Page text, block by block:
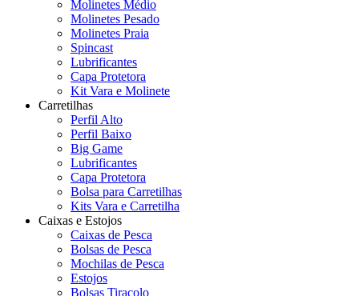
Molinetes Médio
Molinetes Pesado
Molinetes Praia
Spincast
Lubrificantes
Capa Protetora
Kit Vara e Molinete
Carretilhas
Perfil Alto
Perfil Baixo
Big Game
Lubrificantes
Capa Protetora
Bolsa para Carretilhas
Kits Vara e Carretilha
Caixas e Estojos
Caixas de Pesca
Bolsas de Pesca
Mochilas de Pesca
Estojos
Bolsas Tiracolo